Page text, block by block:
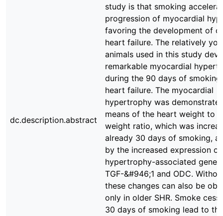
dc.description.abstract
study is that smoking
progression of myocardial
favoring the development of
heart failure. The relatively
animals used in this study
remarkable myocardial
during the 90 days of
heart failure. The myocardial
hypertrophy was
means of the heart weight to
weight ratio, which was
already 30 days of smoking,
by the increased expression of
hypertrophy-associated
TGF-&#946;1 and ODC.
these changes can also be
only in older SHR. Smoke
30 days of smoking lead to